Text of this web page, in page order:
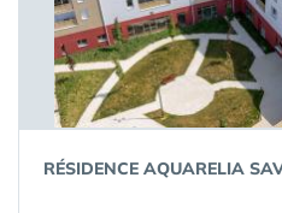
RÉSIDENCE AQUARELIA